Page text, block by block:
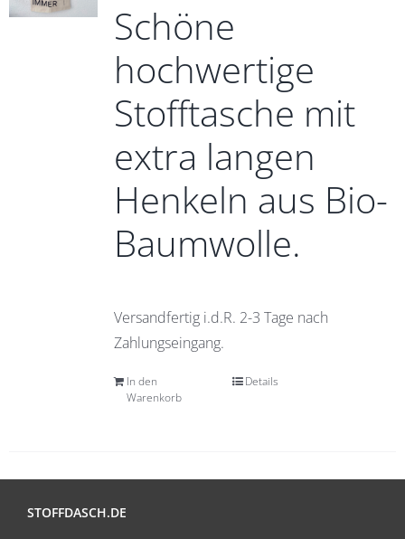
Schöne
hochwertige
Stofftasche mit
extra langen
Henkeln aus Bio-
Baumwolle.
Versandfertig i.d.R. 2-3 Tage nach
Zahlungseingang.
In den
Warenkorb
Details
STOFFDASCH.DE